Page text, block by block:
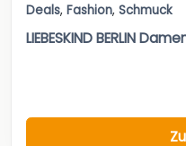
Deals, Fashion, Schmuck
LIEBESKIND BERLIN